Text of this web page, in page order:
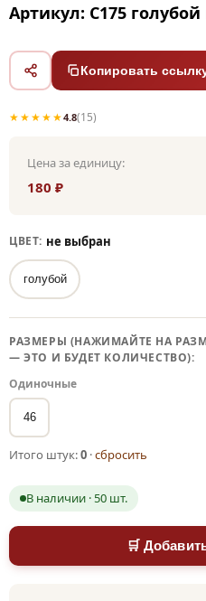
Артикул: С175 голубой
Копировать
★★★★★4.8(15)
Цена за единицу:
180 ₽
ЦВЕТ: не выбран
голубой
РАЗМЕРЫ (НАЖИМАЙТЕ НА
— ЭТО И БУДЕТ КОЛИЧЕСТВО):
Одиночные
46
Итого штук:0 ·сбросить
В наличии · 50 шт.
🛒